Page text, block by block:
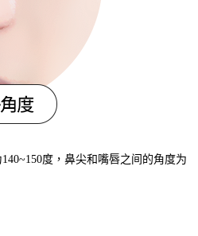
度，鼻尖和嘴唇之间的角度为